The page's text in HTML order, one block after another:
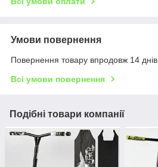
Умови повернення
Повернення товару впродовж 14
Всі умови повернення
Подібні товари компанії